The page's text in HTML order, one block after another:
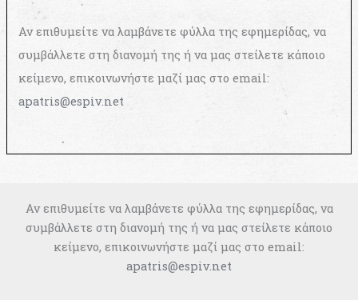
Αν επιθυμείτε να λαμβάνετε φύλλα της εφημερίδας, να
συμβάλλετε στη διανομή της ή να μας στείλετε κάποιο
κείμενο, επικοινωνήστε μαζί μας στο email:
apatris@espiv.net
Αν επιθυμείτε να λαμβάνετε φύλλα της εφημερίδας, να
συμβάλλετε στη διανομή της ή να μας στείλετε κάποιο
κείμενο, επικοινωνήστε μαζί μας στο email:
apatris@espiv.net